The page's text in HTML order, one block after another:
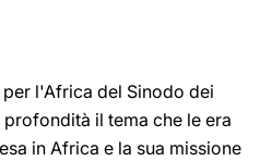
l'Africa del Sinodo dei
il tema che le era
in Africa e la sua missione